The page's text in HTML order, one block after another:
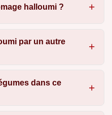
halloumi ?
par un autre
dans ce